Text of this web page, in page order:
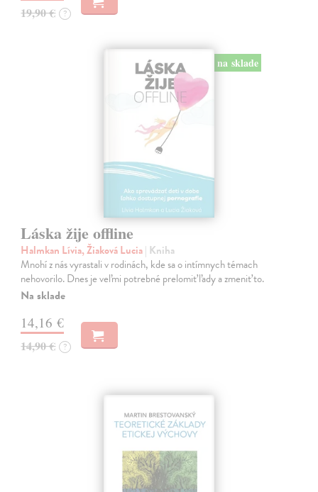
19,90 € ?
na sklade
Láska žije offline
Halmkan Lívia, Žiaková Lucia| Kniha
Mnohí z nás vyrastali v rodinách, kde sa o intímnych témach
nehovorilo. Dnes je veľmi potrebné prelomiť ľady a zmeniť to.
Na sklade
14,16 €
14,90 € ?